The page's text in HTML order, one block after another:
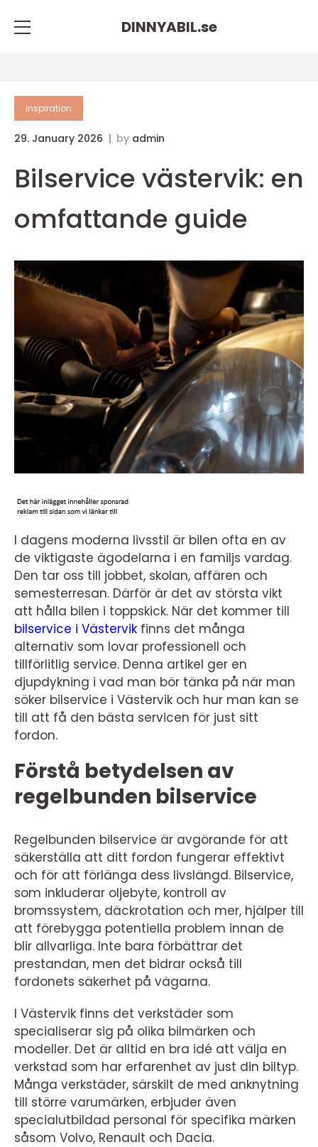
DINNYABIL.se
inspiration
29. January 2026 by admin
Bilservice västervik: en
omfattande guide
I dagens moderna livsstil är bilen ofta en av
de viktigaste ägodelarna i en familjs vardag.
Den tar oss till jobbet, skolan, affären och
semesterresan. Därför är det av största vikt
att hålla bilen i toppskick. När det kommer till
bilservice i Västervik finns det många
alternativ som lovar professionell och
tillförlitlig service. Denna artikel ger en
djupdykning i vad man bör tänka på när man
söker bilservice i Västervik och hur man kan se
till att få den bästa servicen för just sitt
fordon.
Förstå betydelsen av
regelbunden bilservice
Regelbunden bilservice är avgörande för att
säkerställa att ditt fordon fungerar effektivt
och för att förlänga dess livslängd. Bilservice,
som inkluderar oljebyte, kontroll av
bromssystem, däckrotation och mer, hjälper till
att förebygga potentiella problem innan de
blir allvarliga. Inte bara förbättrar det
prestandan, men det bidrar också till
fordonets säkerhet på vägarna.
I Västervik finns det verkstäder som
specialiserar sig på olika bilmärken och
modeller. Det är alltid en bra idé att välja en
verkstad som har erfarenhet av just din biltyp.
Många verkstäder, särskilt de med anknytning
till större varumärken, erbjuder även
specialutbildad personal för specifika märken
såsom Volvo, Renault och Dacia.